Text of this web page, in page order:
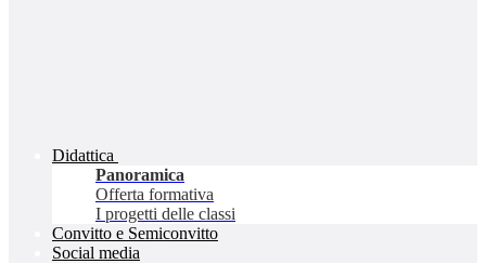
Didattica
Panoramica
Offerta formativa
I progetti delle classi
Convitto e Semiconvitto
Social media